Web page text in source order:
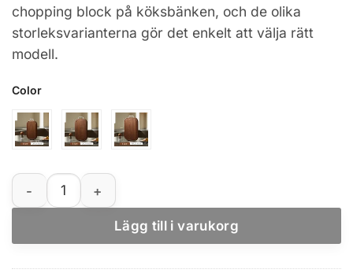
chopping block på köksbänken, och de olika
storleksvarianterna gör det enkelt att välja rätt
modell.
Color
Dubbel­sidig skärbräda i ebenholtsträ, kraftig skärblock
Lägg till i varukorg